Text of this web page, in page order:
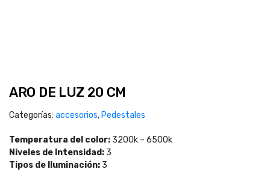
ARO DE LUZ 20 CM
Categorías: accesorios, Pedestales
Temperatura del color: 3200k – 6500k
Niveles de Intensidad: 3
Tipos de Iluminación: 3